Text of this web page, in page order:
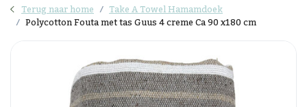
Terug naar home Take A Towel Hamamdoek
Polycotton Fouta met tas Guus 4 creme Ca 90 x180 cm